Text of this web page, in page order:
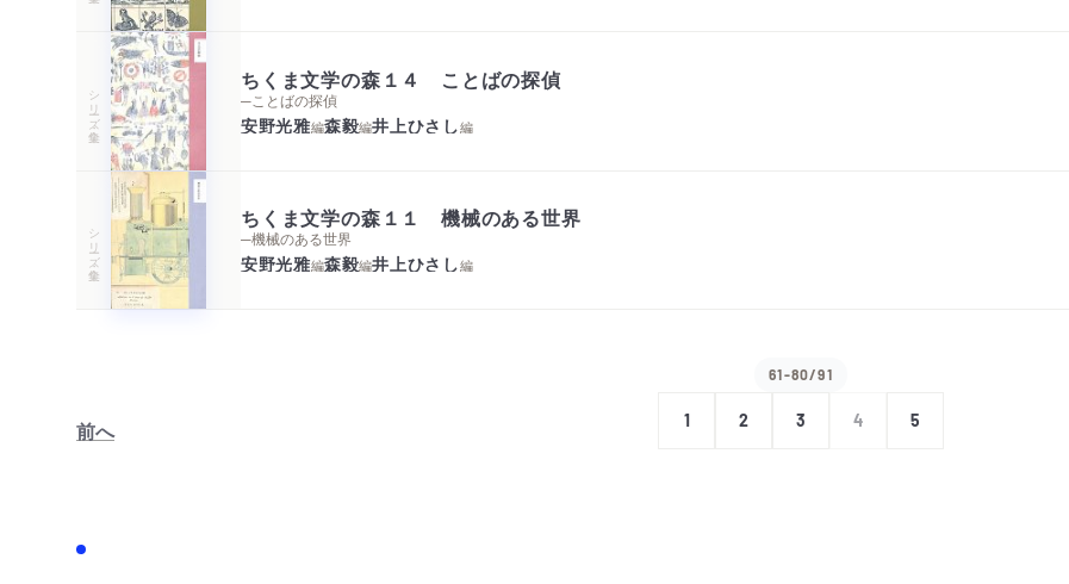
シリーズ・全集
ちくま文学の森１４ ことばの探偵
─ことばの探偵
安野光雅編森毅編井上ひさし編
シリーズ・全集
ちくま文学の森１１ 機械のある世界
─機械のある世界
安野光雅編森毅編井上ひさし編
前へ
61-80/91
1 2 3 4 5